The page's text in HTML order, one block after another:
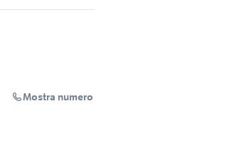
Mostra numero